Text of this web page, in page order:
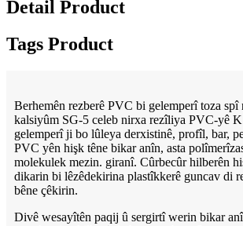
Detail Product
Tags Product
Berhemên rezberê PVC bi gelemperî toza spî
kalsiyûm SG-5 celeb nirxa rezîliya PVC-yê
gelemperî ji bo lûleya derxistinê, profîl, bar,
PVC yên hişk têne bikar anîn, asta
molekulek mezin. giranî. Cûrbecûr hilberên
dikarin bi lêzêdekirina plastîkkerê guncav di
bêne çêkirin.
Divê wesayîtên paqij û sergirtî werin bikar